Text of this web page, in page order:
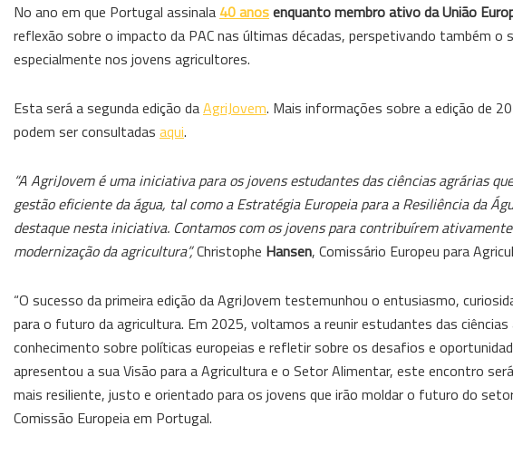
No ano em que Portugal assinala 40 anosenquanto membro ativo da União
reflexão sobre o impacto da PAC nas últimas décadas, perspetivando também
especialmente nos jovens agricultores.
Esta será a segunda edição daAgriJovem. Mais informações sobre a edição de
podem ser consultadas aqui.
“A AgriJovem é uma iniciativa para os jovens estudantes das ciências agrárias
gestão eficiente da água, tal como a Estratégia Europeia para a Resiliência da
destaque nesta iniciativa. Contamos com os jovens para contribuírem
modernização da agricultura”,Christophe Hansen, Comissário Europeu para
“O sucesso da primeira edição da AgriJovem testemunhou o entusiasmo,
para o futuro da agricultura. Em 2025, voltamos a reunir estudantes das
conhecimento sobre políticas europeias e refletir sobre os desafios e
apresentou a sua Visão para a Agricultura e o Setor Alimentar, este encontro
mais resiliente, justo e orientado para os jovens que irão moldar o futuro do
Comissão Europeia em Portugal.